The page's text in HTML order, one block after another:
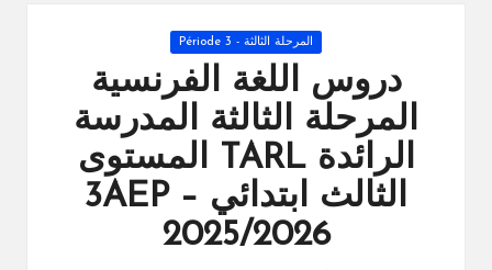
Posted
المرحلة الثالثة - Période 3
دروس اللغة الفرنسية
المرحلة الثالثة المدرسة
الرائدة TARL المستوى
الثالث ابتدائي 3AEP –
2025/2026